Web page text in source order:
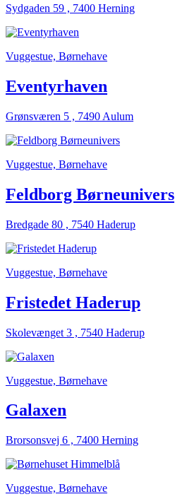
Sydgaden 59 , 7400 Herning
Vuggestue, Børnehave
Eventyrhaven
Grønsværen 5 , 7490 Aulum
Vuggestue, Børnehave
Feldborg Børneunivers
Bredgade 80 , 7540 Haderup
Vuggestue, Børnehave
Fristedet Haderup
Skolevænget 3 , 7540 Haderup
Vuggestue, Børnehave
Galaxen
Brorsonsvej 6 , 7400 Herning
Vuggestue, Børnehave